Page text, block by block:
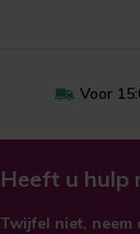
Voor
Heeft u hulp
Twijfel niet, neem